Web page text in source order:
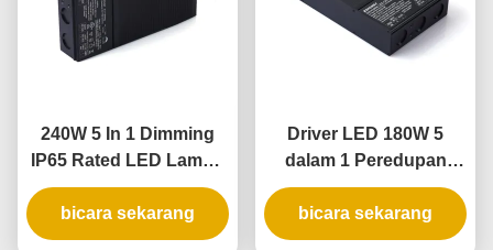
240W 5 In 1 Dimming
IP65 Rated LED Lampu
Driver dan Dimmable
LED Power Supply
bicara sekarang
Driver LED 180W 5
dalam 1 Peredupan
Berperingkat IP65 untuk
Aplikasi Pencahayaan
Luar Ruangan dan
bicara sekarang